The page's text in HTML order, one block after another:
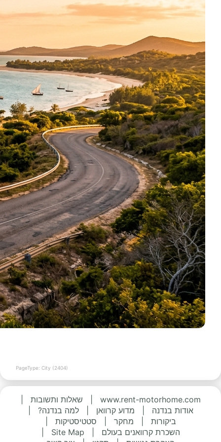
PageType: City (2404)
www.rent-motorhome.com שאלות ותשובות
אודות בנדנה
מדוע קרוואן למה בנדנה?
ביקורות
מחקר סטטיסטיקות
השכרת קרוואנים בעולם
Site Map